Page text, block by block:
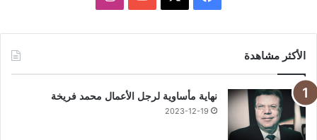
الأكثر مشاهدة
نهاية مأساوية لرجل الأعمال محمد فريخة
2023-12-19